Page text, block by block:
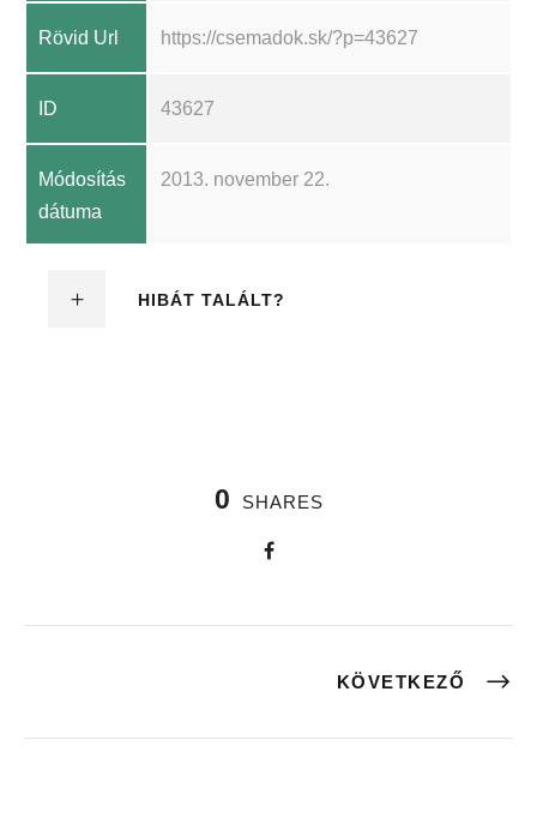
Rövid Url https://csemadok.sk/?p=43627
ID 43627
Módosítás
dátuma
2013. november 22.
HIBÁT TALÁLT?
0 SHARES
KÖVETKEZŐ